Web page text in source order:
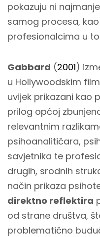
pokazuju ni
samog procesa,
profesionalcima u
Gabbard (2001)
u Hollywoodskim
uvijek prikazani kao
prilog općoj
relevantnim
psihoanalitičara,
savjetnika te
drugih, srodnih
način prikaza
direktno reflektira
od strane društva,
problematično